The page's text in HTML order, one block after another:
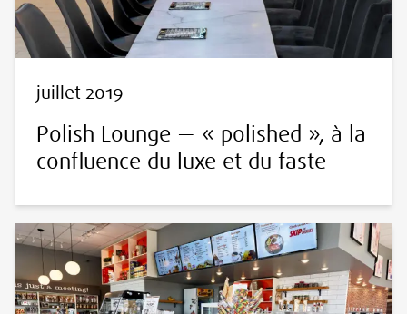
juillet 2019
Polish Lounge — « polished », à la
confluence du luxe et du faste